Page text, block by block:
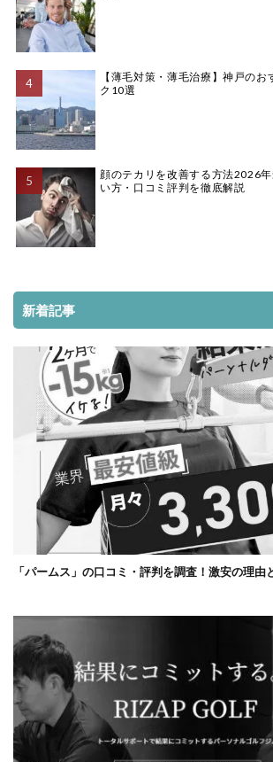
【薄毛対策・薄毛治療】神戸の
ク10選
顔のテカリを改善する方法2026
い方・口コミ評判を徹底解説
新着記事
「パームス」の口コミ・評判を調査！激安の理由